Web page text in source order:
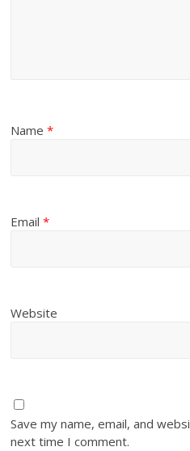
Name*
Email*
Website
Save my name, email, and
next time I comment.